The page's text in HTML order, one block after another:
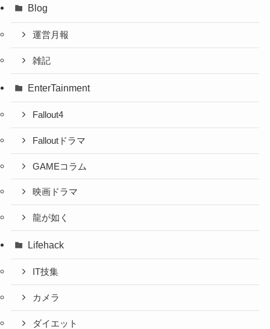
Blog
運営月報
雑記
EnterTainment
Fallout4
Falloutドラマ
GAMEコラム
映画ドラマ
龍が如く
Lifehack
IT技集
カメラ
ダイエット